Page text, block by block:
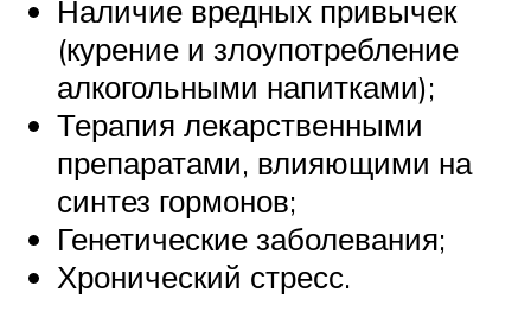
Наличие вредных привычек
(курение и злоупотребление
алкогольными напитками);
Терапия лекарственными
препаратами, влияющими на
синтез гормонов;
Генетические заболевания;
Хронический стресс.